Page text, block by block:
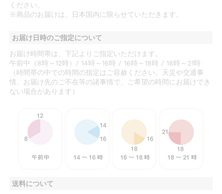
ください。
※商品のお届けは、日本国内に限らせていただきます。
お届け日時のご指定について
お届け時間帯は、下記よりご指定いただけます。
午前中（8時～12時）/ 14時～16時 / 16時～18時 / 18時～21時
（時間帯の中での時間の指定はご容赦ください。天災や交通事
情、お届け先のご不在等の諸事情で、ご希望の時間にお届けでき
ない場合があります）
送料について